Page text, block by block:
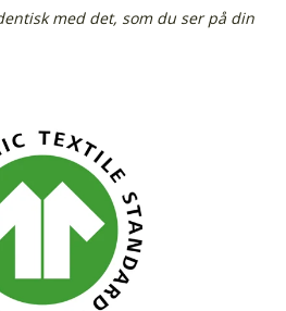
med det, som du ser på din